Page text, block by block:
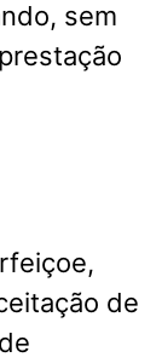
sem
de